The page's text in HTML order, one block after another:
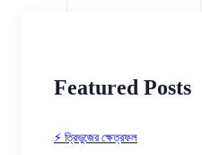
Featured Posts
⚡ ত্রিভুজের ক্ষেত্রফল